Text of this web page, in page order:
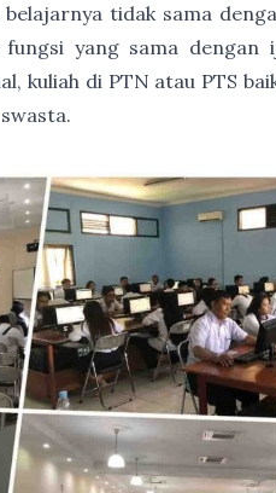
tidak sama
yang sama dengan
kuliah di PTN atau PTS